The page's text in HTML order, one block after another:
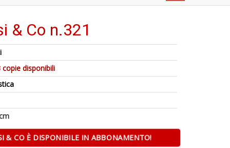
& Co n.321
copie disponibili
& CO È DISPONIBILE IN ABBONAMENTO!